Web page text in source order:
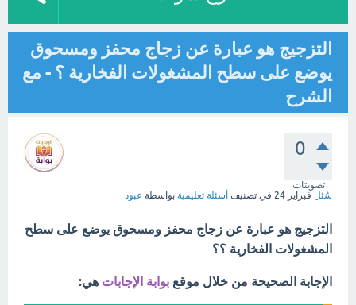
التزجيج هو عبارة عن زجاج محفز ومسحوق
يوضع على سطح المشغولات الفخارية ؟ - مع
الشرح
0
تصويتات
سُئل فبراير 24 في تصنيف أسئلة تعليمية بواسطة عبود
التزجيج هو عبارة عن زجاج محفز ومسحوق يوضع على سطح
المشغولات الفخارية ؟؟
الإجابة الصحيحة من خلال موقع بوابة الإجابات هي: